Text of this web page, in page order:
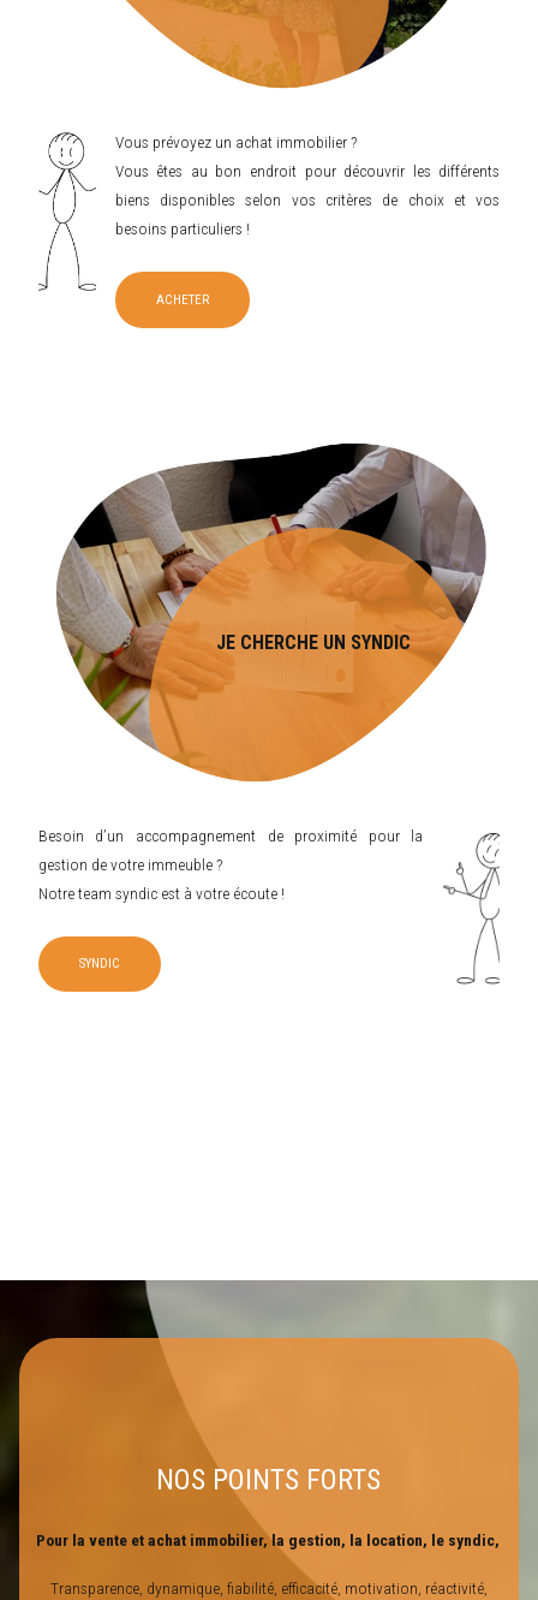
Vous prévoyez un achat immobilier ?
Vous êtes au bon endroit pour découvrir les différents
biens disponibles selon vos critères de choix et vos
besoins particuliers !
ACHETER
JE CHERCHE UN SYNDIC
Besoin d’un accompagnement de proximité pour la
gestion de votre immeuble ?
Notre team syndic est à votre écoute !
SYNDIC
NOS POINTS FORTS
Pour la vente et achat immobilier, la gestion, la location, le syndic,
Transparence, dynamique, fiabilité, efficacité, motivation, réactivité,